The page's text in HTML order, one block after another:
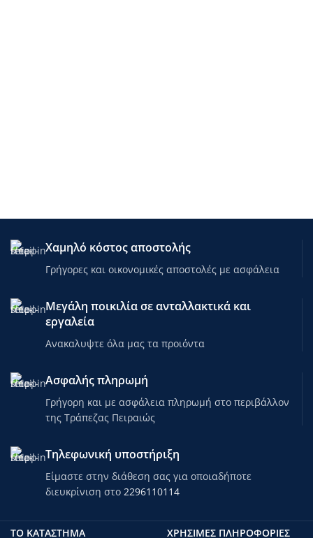
Χαμηλό κόστος αποστολής
Γρήγορες και οικονομικές αποστολές με ασφάλεια
Μεγάλη ποικιλία σε ανταλλακτικά και
εργαλεία
Ανακαλυψτε όλα μας τα προιόντα
Ασφαλής πληρωμή
Γρήγορη και με ασφάλεια πληρωμή στο περιβάλλον
της Τράπεζας Πειραιώς
Τηλεφωνική υποστήριξη
Είμαστε στην διάθεση σας για οποιαδήποτε
διευκρίνιση στο 2296110114
ΤΟ ΚΑΤΑΣΤΗΜΑ
ΧΡΗΣΙΜΕΣ ΠΛΗΡΟΦΟΡΙΕΣ